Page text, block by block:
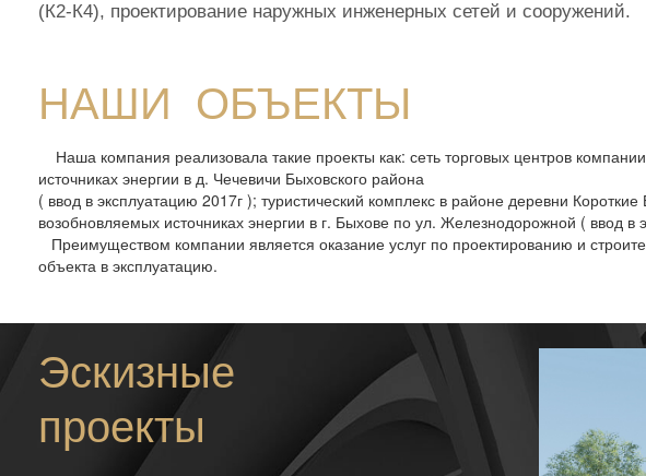
(К2-К4), проектирование наружных инженерных сетей и сооружений.
НАШИ ОБЪЕКТЫ
Наша компания реализовала такие проекты как: сеть торговых центров
источниках энергии в д. Чечевичи Быховского района
( ввод в эксплуатацию 2017г ); туристический комплекс в районе деревни
возобновляемых источниках энергии в г. Быхове по ул. Железнодорожной ( ввод в
Преимуществом компании является оказание услуг по проектированию и
объекта в эксплуатацию.
Эскизные
проекты